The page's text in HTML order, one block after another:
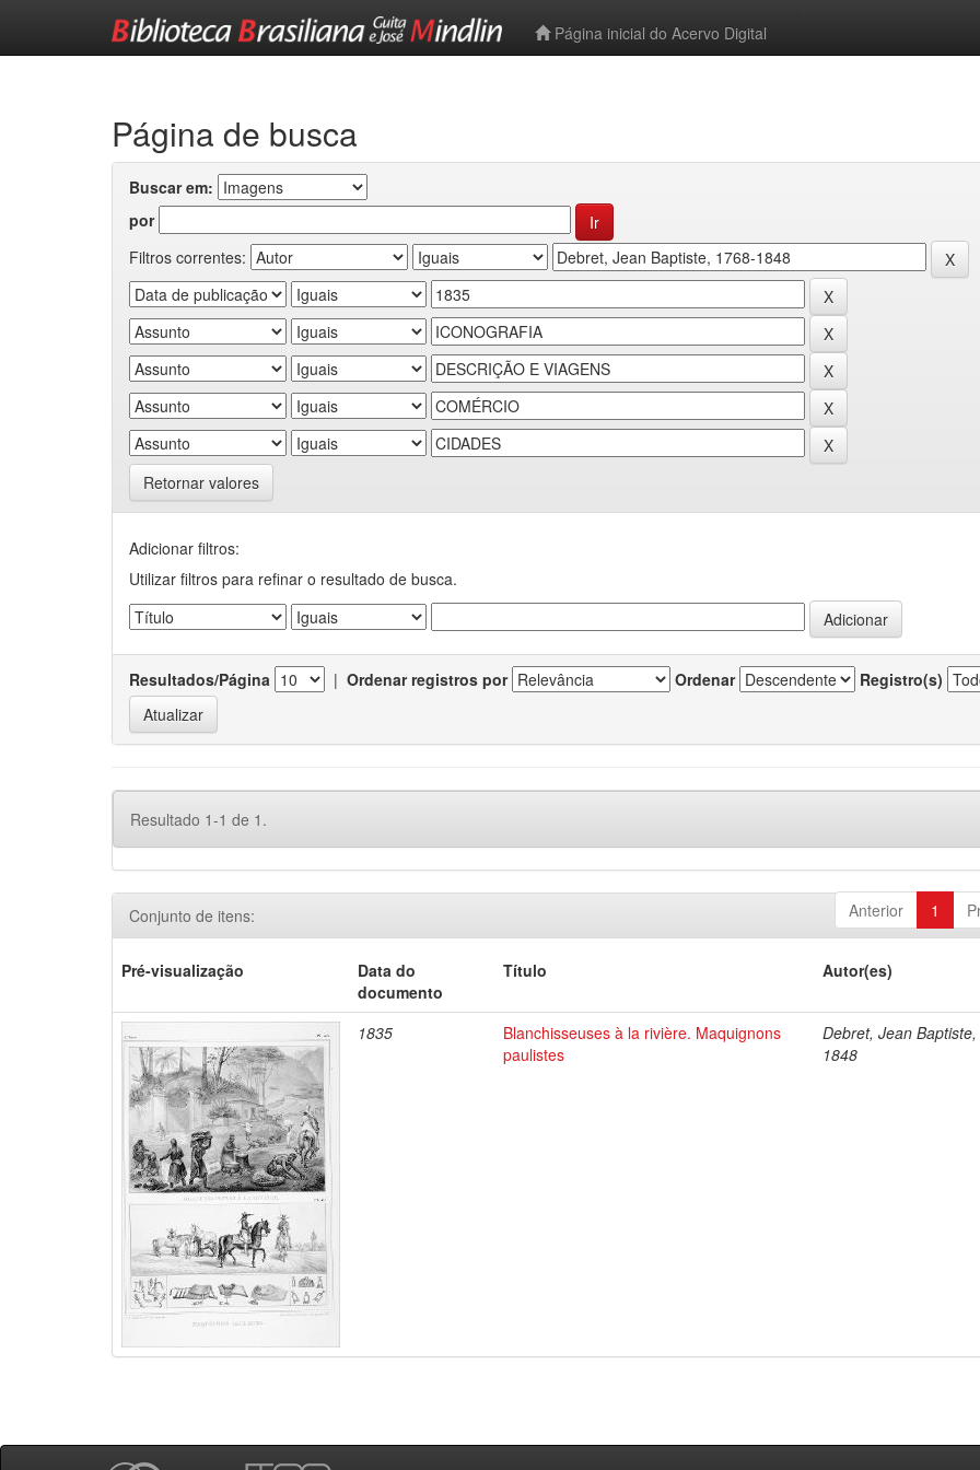
Página inicial do Acervo Digital
Página de busca
Buscar em:
por
Filtros correntes:
Retornar valores
Adicionar filtros:
Utilizar filtros para refinar o resultado de busca.
Resultados/Página | Ordenar registros por Ordenar Registro(s)
Resultado 1-1 de 1.
Anterior 1
Conjunto de itens:
Pré-visualização
Data do
documento
Título Autor(es)
1835
Blanchisseuses à la rivière. Maquignons
paulistes
Debret, Jean
1848